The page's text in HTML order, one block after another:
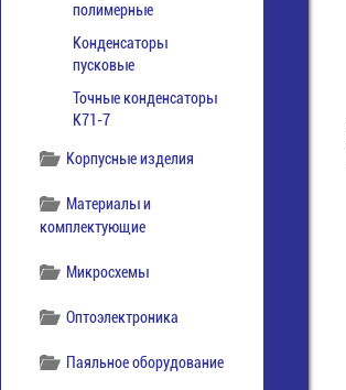
полимерные
Конденсаторы
пусковые
Точные конденсаторы
К71-7
Корпусные изделия
Материалы и
комплектующие
Микросхемы
Оптоэлектроника
Паяльное оборудование